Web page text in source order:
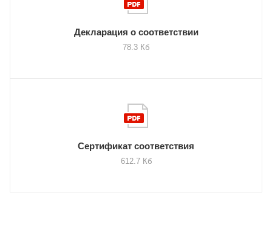
Декларация о соответствии
78.3 Кб
Сертификат соответствия
612.7 Кб